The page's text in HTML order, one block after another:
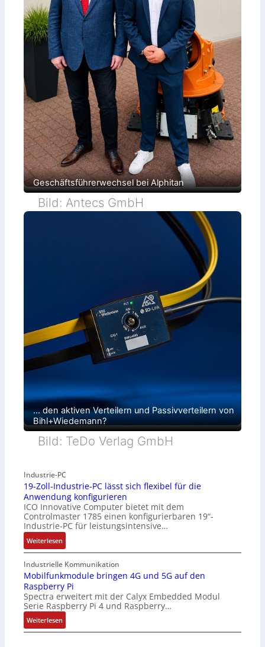
Geschäftsführerwechsel bei Alphitan
Bild: Antecs GmbH
… den aktiven Verteilern und Passivverteilern von
Bihl+Wiedemann?
Bild: TeDo Verlag GmbH
Industrie-PC
19-Zoll-Industrie-PC lässt sich flexibel für die
Anwendung konfigurieren
ICO Innovative Computer bietet mit dem
Controlmaster 1785 einen konfigurierbaren 19“-
Industrie-PC für leistungsintensive…
Weiterlesen:
1
9
-
Z
o
l
l
-
Industrielle Kommunikation
Mobilfunkmodule bringen 4G und 5G auf den
Raspberry Pi
Spectra erweitert mit der Calyx Embedded Modul
Serie Raspberry Pi 4 und Raspberry…
Weiterlesen:
M